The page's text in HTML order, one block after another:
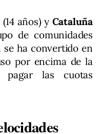
(14 años) y Cataluña
de comunidades
ha convertido en
por encima de la
pagar las cuotas